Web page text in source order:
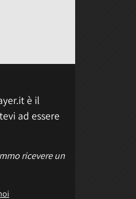
è il
ad essere
ricevere un